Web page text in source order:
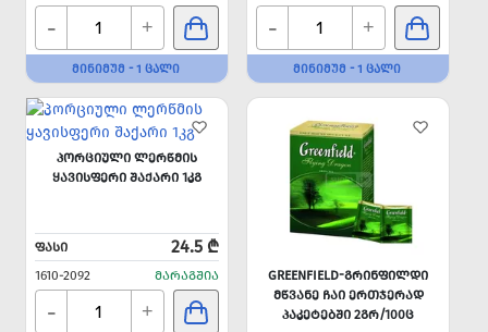
- +
ᲛᲘᲜᲘᲛᲣᲛ - 1 ᲪᲐᲚᲘ
- +
ᲛᲘᲜᲘᲛᲣᲛ - 1 ᲪᲐᲚᲘ
ᲞᲝᲠᲪᲘᲣᲚᲘ ᲚᲔᲠᲬᲛᲘᲡ
ᲧᲐᲕᲘᲡᲤᲔᲠᲘ ᲨᲐᲥᲐᲠᲘ 1ᲙᲒ
ᲤᲐᲡᲘ 24.5 ₾
1610-2092 ᲛᲐᲠᲐᲒᲨᲘᲐ
- +
GREENFIELD-ᲒᲠᲘᲜᲤᲘᲚᲓᲘ
ᲛᲬᲕᲐᲜᲔ ᲩᲐᲘ ᲔᲠᲗᲯᲔᲠᲐᲓ
ᲞᲐᲙᲔᲢᲔᲑᲨᲘ 2ᲒᲠ/100Ც